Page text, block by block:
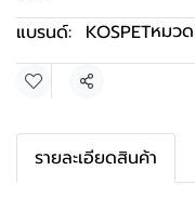
แบรนด์: KOSPETหมว
แชร์
รายละเอียดสินค้า